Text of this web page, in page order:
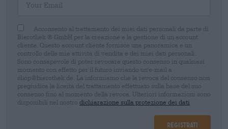
Acconsento al trattamento dei miei dati personali da parte di
Bierothek ® GmbH per la creazione e la gestione di un account
cliente. Questo account cliente fornisce una panoramica e un
controllo delle mie attività di vendita e dei miei dati personali.
Sono consapevole di poter revocare questo consenso in qualsiasi
momento con effetto per il futuro inviando un'e-mail a
shop@bierothek.de. La informiamo che la revoca del consenso non
pregiudica la liceità del trattamento effettuato sulla base del suo
consenso fino al momento della revoca. Ulteriori informazioni sono
disponibili nel nostro dichiarazione sulla protezione dei dati
Registrati